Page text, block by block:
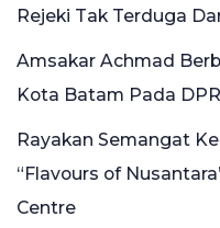
Rejeki Tak Terduga
Amsakar Achmad
Kota Batam Pada
Rayakan Semangat
“Flavours of
Centre